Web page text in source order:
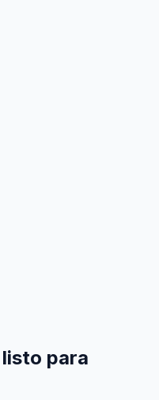
para